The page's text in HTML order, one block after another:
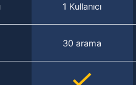
1 Kullanıcı
30 arama